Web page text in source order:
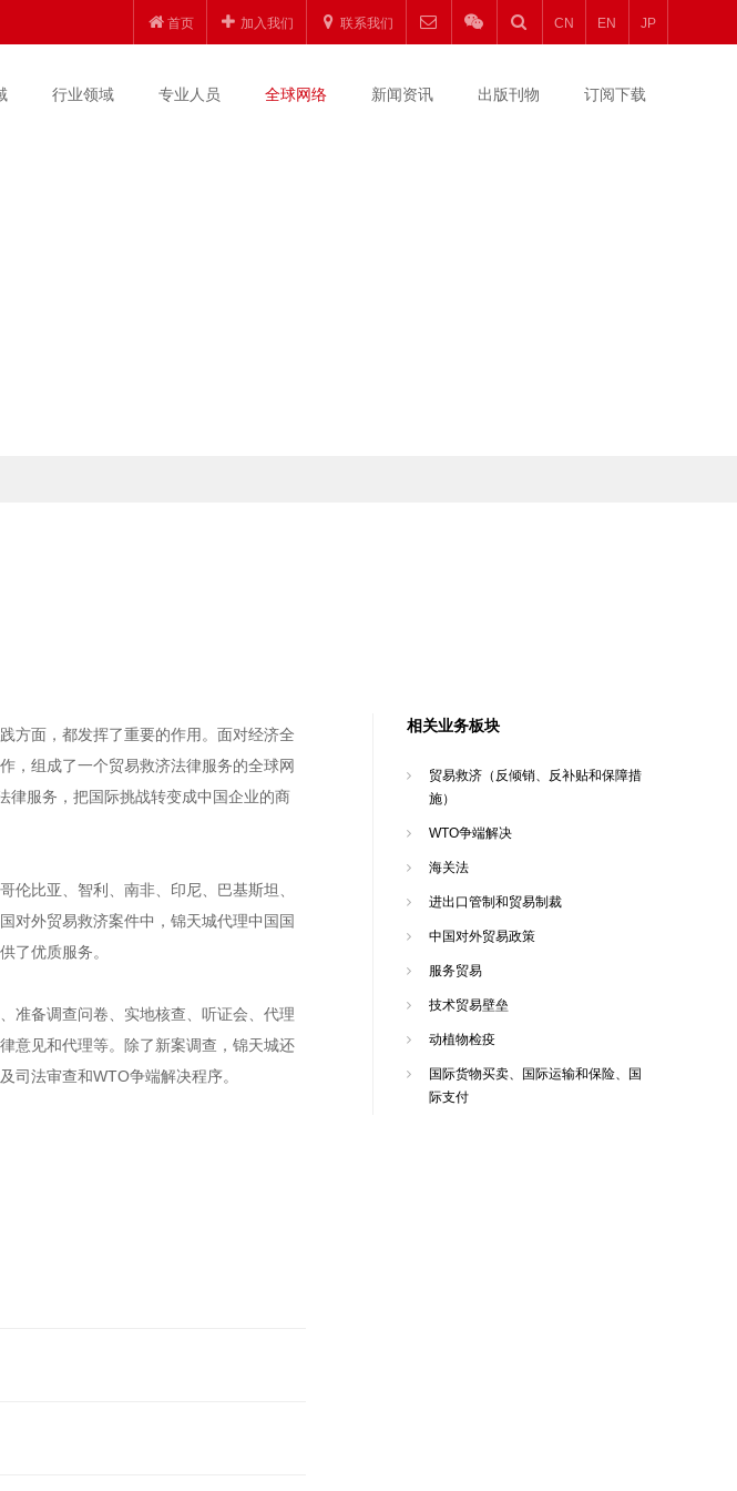
首页 加入我们 联系我们 CN EN JP
行业领域 专业人员 全球网络 新闻资讯 出版刊物 订阅下载
方面，都发挥了重要的作用。面对经济全
，组成了一个贸易救济法律服务的全球网
律服务，把国际挑战转变成中国企业的商
比亚、智利、南非、印尼、巴基斯坦、
对外贸易救济案件中，锦天城代理中国国
了优质服务。
准备调查问卷、实地核查、听证会、代理
意见和代理等。除了新案调查，锦天城还
司法审查和WTO争端解决程序。
相关业务板块
贸易救济（反倾销、反补贴和保障措
施）
WTO争端解决
海关法
进出口管制和贸易制裁
中国对外贸易政策
服务贸易
技术贸易壁垒
动植物检疫
国际货物买卖、国际运输和保险、国
际支付